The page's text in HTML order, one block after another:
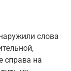
слова
справа на